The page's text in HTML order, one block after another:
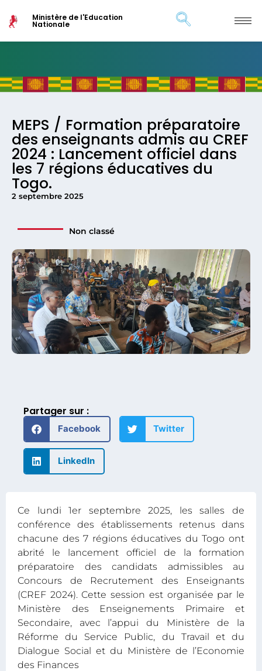
Ministère de l'Education
Nationale
MEPS / Formation préparatoire
des enseignants admis au CREF
2024 : Lancement officiel dans
les 7 régions éducatives du
Togo.
2 septembre 2025
Non classé
Partager sur :
Facebook Twitter
LinkedIn
Ce lundi 1er septembre 2025, les salles de
conférence des établissements retenus dans
chacune des 7 régions éducatives du Togo ont
abrité le lancement officiel de la formation
préparatoire des candidats admissibles au
Concours de Recrutement des Enseignants
(CREF 2024). Cette session est organisée par le
Ministère des Enseignements Primaire et
Secondaire, avec l’appui du Ministère de la
Réforme du Service Public, du Travail et du
Dialogue Social et du Ministère de l’Economie
des Finances